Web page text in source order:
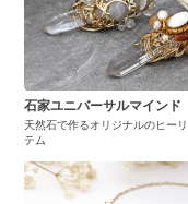
石家ユニバーサルマインド
天然石で作るオリジナルのヒー
テム